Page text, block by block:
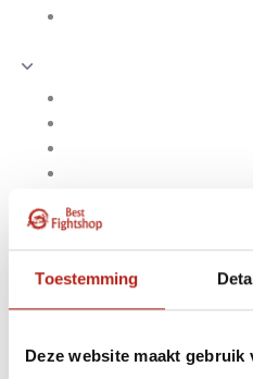
Toestemming
Deze website maakt gebruik